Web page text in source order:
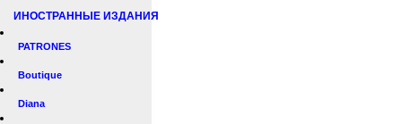
ИНОСТРАННЫЕ ИЗДАНИЯ
PATRONES
Boutique
Diana